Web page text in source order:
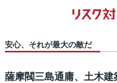
安心、それが最大の敵だ
薩摩閥三島通庸、土木